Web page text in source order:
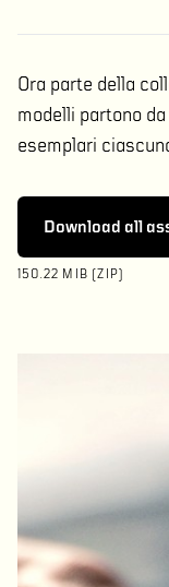
Ora parte della
modelli partono
esemplari
Download all
150.22 MIB (ZIP)